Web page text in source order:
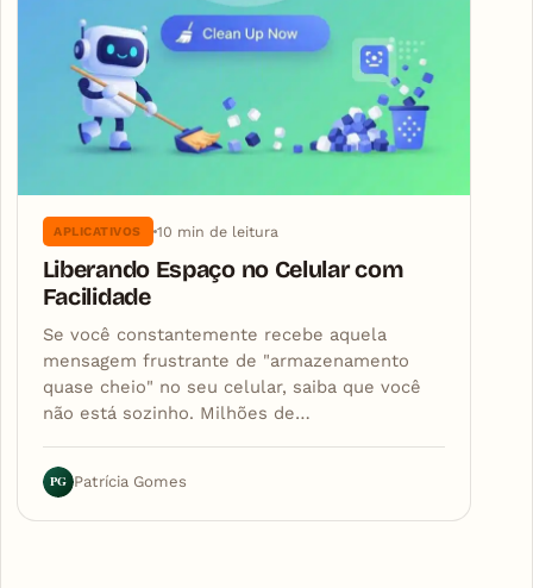
APLICATIVOS 10 min de leitura
Liberando Espaço no Celular com
Facilidade
Se você constantemente recebe aquela
mensagem frustrante de "armazenamento
quase cheio" no seu celular, saiba que você
não está sozinho. Milhões de…
PG Patrícia Gomes